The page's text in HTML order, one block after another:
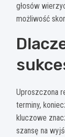
głosów
możliwość
Uproszczona
terminy,
kluczowe
szansę na